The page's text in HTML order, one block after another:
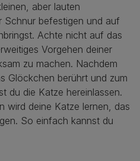
aber lauten
Schnur befestigen und auf
Achte nicht auf das
Vorgehen deiner
zu machen. Nachdem
Glöckchen berührt und zum
du die Katze hereinlassen.
wird deine Katze lernen, das
So einfach kannst du